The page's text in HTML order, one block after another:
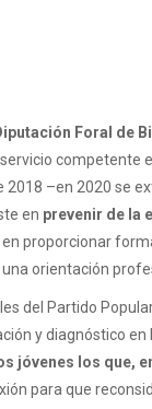
Foral de
2018 –en 2020
en prevenir de la
en proporcionar
orientación
del Partido
y diagnóstico
jóvenes los que,
para que